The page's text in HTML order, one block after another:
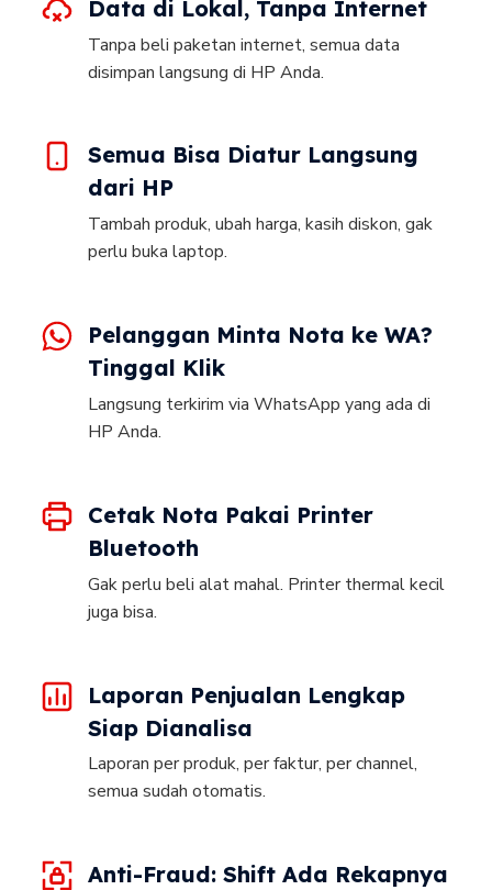
Data di Lokal, Tanpa Internet
Tanpa beli paketan internet, semua data
disimpan langsung di HP Anda.
Semua Bisa Diatur Langsung
dari HP
Tambah produk, ubah harga, kasih diskon, gak
perlu buka laptop.
Pelanggan Minta Nota ke WA?
Tinggal Klik
Langsung terkirim via WhatsApp yang ada di
HP Anda.
Cetak Nota Pakai Printer
Bluetooth
Gak perlu beli alat mahal. Printer thermal kecil
juga bisa.
Laporan Penjualan Lengkap
Siap Dianalisa
Laporan per produk, per faktur, per channel,
semua sudah otomatis.
Anti-Fraud: Shift Ada Rekapnya